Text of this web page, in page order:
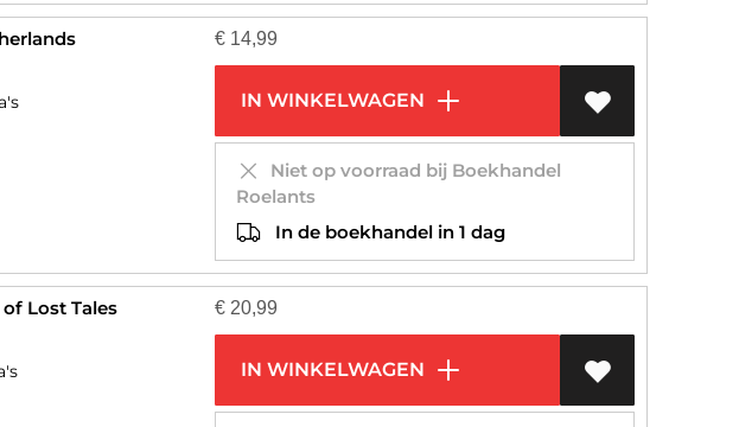
€ 14,99
IN WINKELWAGEN
Niet op voorraad bij Boekhandel
Roelants
In de boekhandel in 1 dag
Lost Tales
€ 20,99
IN WINKELWAGEN